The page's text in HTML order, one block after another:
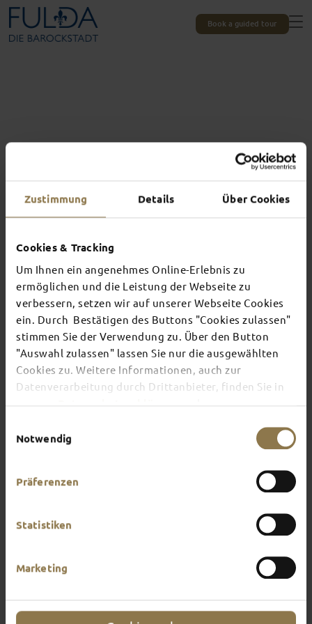
Zustimmung Details Über Cookies
Cookies & Tracking
Um Ihnen ein angenehmes Online-Erlebnis zu
ermöglichen und die Leistung der Webseite zu
verbessern, setzen wir auf unserer Webseite Cookies
ein. Durch Bestätigen des Buttons "Cookies zulassen"
stimmen Sie der Verwendung zu. Über den Button
"Auswahl zulassen" lassen Sie nur die ausgewählten
Cookies zu. Weitere Informationen, auch zur
Datenverarbeitung durch Drittanbieter, finden Sie in
Notwendig
Präferenzen
Statistiken
Marketing
Book a guided tour
Experiences unique to Fulda
TOP EVENTS
There's always something going on in Fulda:
whether it's a concert, a musical, a fun-filled
guided tour or a theatre performance – this is the
place to discover the current events and